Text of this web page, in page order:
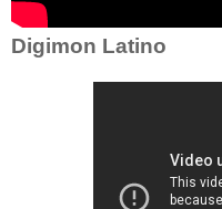
Digimon Latino